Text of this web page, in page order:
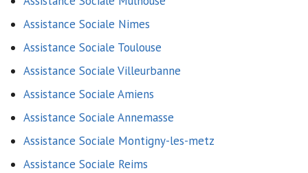
Assistance Sociale Nimes
Assistance Sociale Toulouse
Assistance Sociale Villeurbanne
Assistance Sociale Amiens
Assistance Sociale Annemasse
Assistance Sociale Montigny-les-metz
Assistance Sociale Reims